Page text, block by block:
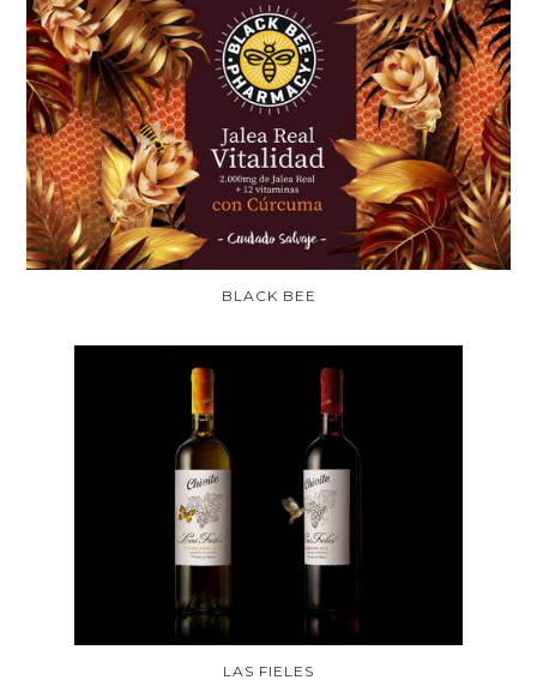
BLACK BEE
LAS FIELES